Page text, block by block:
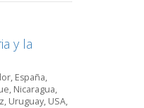
y la
, España,
, Nicaragua,
, Uruguay, USA,